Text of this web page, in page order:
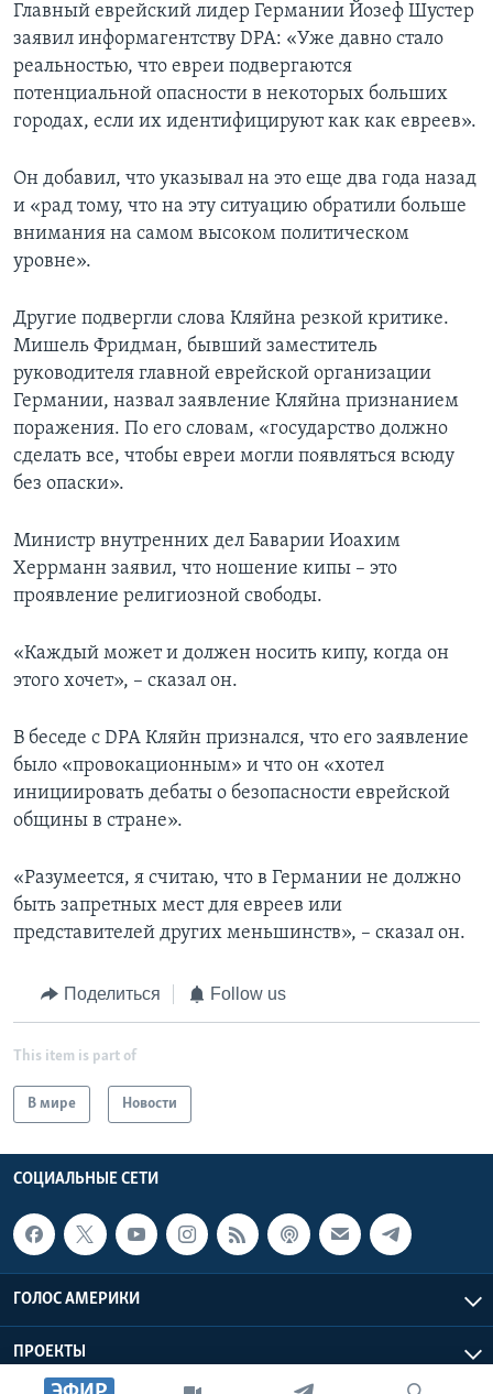
Главный еврейский лидер Германии Йозеф Шустер
заявил информагентству DPA: «Уже давно стало
реальностью, что евреи подвергаются
потенциальной опасности в некоторых больших
городах, если их идентифицируют как как евреев».
Он добавил, что указывал на это еще два года назад
и «рад тому, что на эту ситуацию обратили больше
внимания на самом высоком политическом
уровне».
Другие подвергли слова Кляйна резкой критике.
Мишель Фридман, бывший заместитель
руководителя главной еврейской организации
Германии, назвал заявление Кляйна признанием
поражения. По его словам, «государство должно
сделать все, чтобы евреи могли появляться всюду
без опаски».
Министр внутренних дел Баварии Иоахим
Херрманн заявил, что ношение кипы – это
проявление религиозной свободы.
«Каждый может и должен носить кипу, когда он
этого хочет», – сказал он.
В беседе с DPA Кляйн признался, что его заявление
было «провокационным» и что он «хотел
инициировать дебаты о безопасности еврейской
общины в стране».
«Разумеется, я считаю, что в Германии не должно
быть запретных мест для евреев или
представителей других меньшинств», – сказал он.
Поделиться Follow us
This item is part of
В мире Новости
СОЦИАЛЬНЫЕ СЕТИ
ГОЛОС АМЕРИКИ
ПРОЕКТЫ